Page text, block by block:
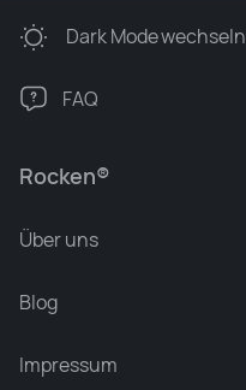
Rocken®
Über uns
Blog
Impressum
Dark Modewechseln
FAQ